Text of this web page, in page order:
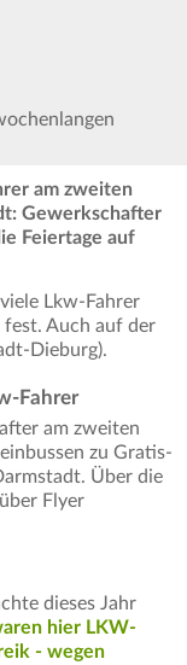
am zweiten
Gewerkschafter
Feiertage auf
Lkw-Fahrer
Auch auf der
Dieburg).
Fahrer
am zweiten
zu Gratis-
Über die
Flyer
dieses Jahr
hier LKW-
- wegen